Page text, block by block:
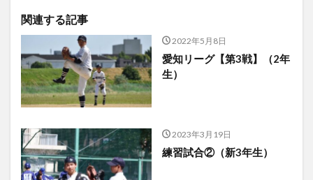
関連する記事
2022年5月8日
愛知リーグ【第3戦】（2年
生）
2023年3月19日
練習試合②（新3年生）